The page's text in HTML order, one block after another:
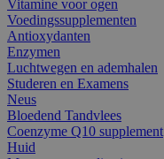
Vitamine voor ogen
Voedingssupplementen
Antioxydanten
Enzymen
Luchtwegen en ademhalen
Studeren en Examens
Neus
Bloedend Tandvlees
Coenzyme Q10 supplement
Huid